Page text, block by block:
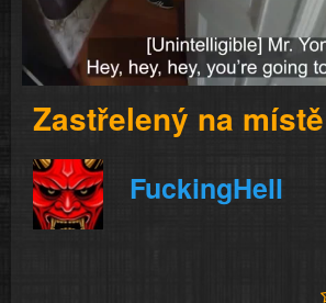
Video
Zastřelený na místě
FuckingHell